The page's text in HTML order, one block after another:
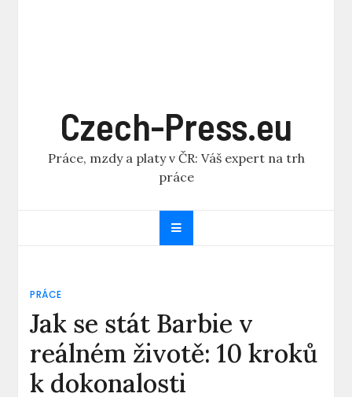
Czech-Press.eu
Práce, mzdy a platy v ČR: Váš expert na trh
práce
PRÁCE
Jak se stát Barbie v
reálném životě: 10 kroků
k dokonalosti